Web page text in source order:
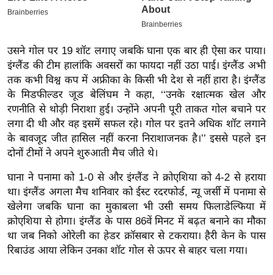
र
ल
बे
मि
सा
ल
श
ख्सि
य
त
यं
ग
इं
उसने गोल पर 19 शॉट लगाए जबकि घाना एक बार ही ऐसा कर पाया।
इंग्लैंड की टीम हालांकि अवसरों का फायदा नहीं उठा पाई। इंग्लैंड अभी
तक कभी विश्व कप में अफ्रीका के किसी भी देश से नहीं हारा है। इंग्लैंड
के मिडफील्डर जूड बेलिंघम ने कहा, ‘‘उनके रक्षात्मक खेल और
रणनीति से थोड़ी निराशा हुई। उन्होंने अपनी पूरी ताकत गोल बचाने पर
लगा दी थी और वह इसमें सफल रहे। गोल पर इतने अधिक शॉट लगाने
के बावजूद जीत हासिल नहीं करना निराशाजनक है।’’ इससे पहले इन
दोनों टीमों ने अपने शुरुआती मैच जीते थे।
घाना ने पनामा को 1-0 से और इंग्लैंड ने क्रोएशिया को 4-2 से हराया
था। इंग्लैंड अगला मैच शनिवार को ईस्ट रदरफोर्ड, न्यू जर्सी में पनामा से
खेलेगा जबकि घाना का मुकाबला भी उसी समय फिलाडेल्फिया में
क्रोएशिया से होगा। इंग्लैंड के पास 86वें मिनट में बढ़त बनाने का मौका
था जब निको ओरेली का हेडर क्रॉसबार से टकराया। हैरी केन के पास
रिबाउंड आया लेकिन उनका शॉट गोल से ऊपर से बाहर चला गया।